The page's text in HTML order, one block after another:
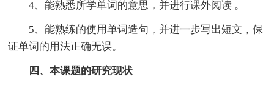
4、能熟悉所学单词的意思，并进行课外阅读 。
5、能熟练的使用单词造句，并进一步写出短文，保
证单词的用法正确无误。
四、本课题的研究现状